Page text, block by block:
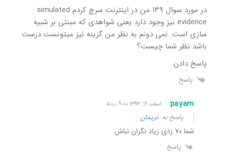
در مورد سوال ۱۳۹ من در اینترنت سرچ کردم simulated
evidence نیز وجود دارد یعنی شواهدی که مبنتی بر شبیه
سازی است. نمی دونم به نظر من گزینه نیز میتونست درست
باشد نظر شما چیست؟
پاسخ دادن
پاسخ
payam اسفند ۱۹, ۱۳۹۳ ۹:۰۰ ب٫ظ
پاسخ بهنریمان
شما ۷۰ زدی زیاد نگران نباش.
پاسخ